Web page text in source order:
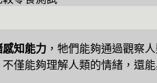
感知能力 ，牠們能夠通過觀察
僅能夠理解人類的情緒，還